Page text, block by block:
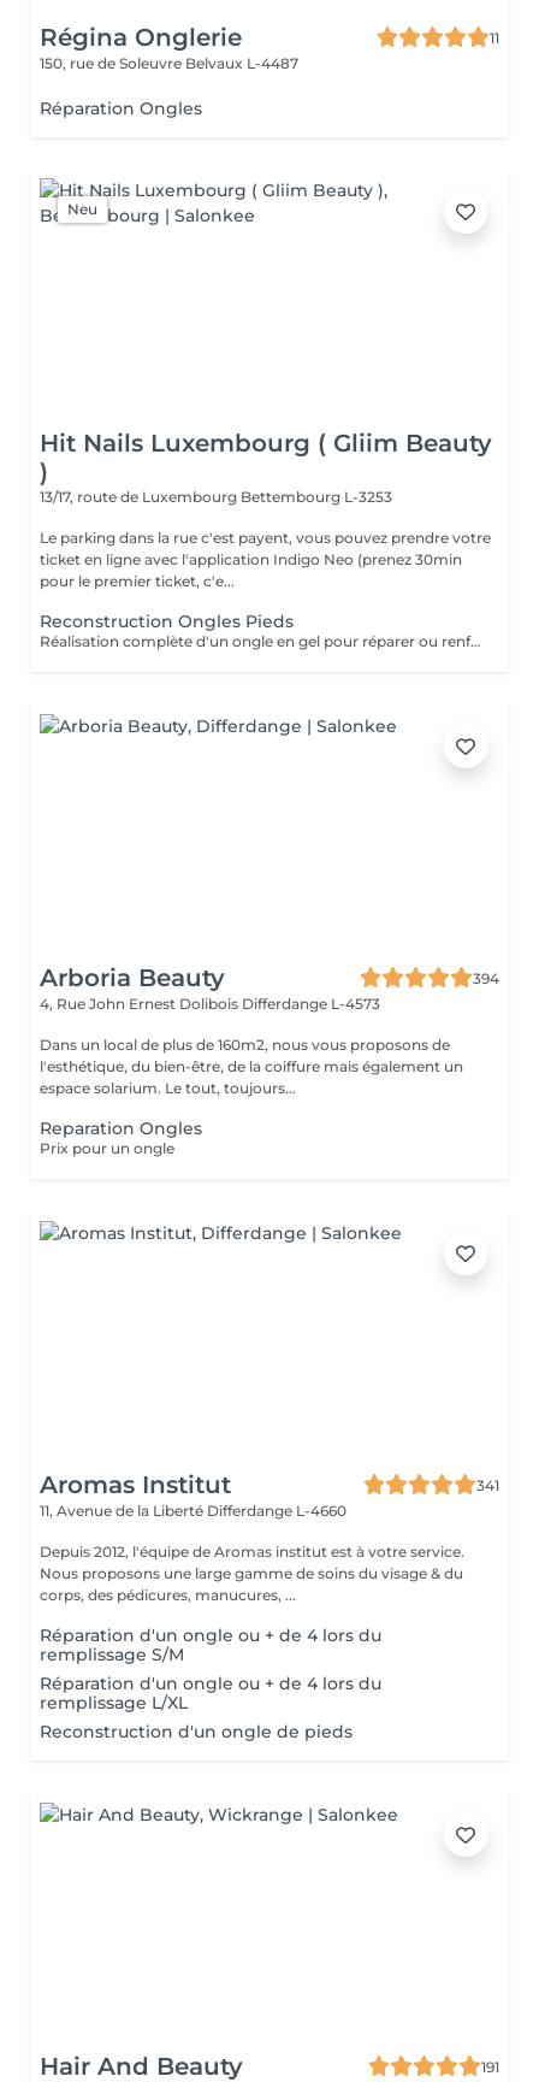
Régina Onglerie
11
150, rue de Soleuvre Belvaux L-4487
Réparation Ongles
Neu
Hit Nails Luxembourg ( Gliim Beauty
)
13/17, route de Luxembourg Bettembourg L-3253
Le parking dans la rue c'est payent, vous pouvez prendre votre
ticket en ligne avec l'application Indigo Neo (prenez 30min
pour le premier ticket, c'e...
Reconstruction Ongles Pieds
Réalisation complète d'un ongle en gel pour réparer ou renforcer l'ongle naturel. Le service comprend la préparation de l'ongle, la reconstruction de sa structure, la mise en forme et une finition lisse, résistante et élégante.
Arboria Beauty
394
4, Rue John Ernest Dolibois Differdange L-4573
Dans un local de plus de 160m2, nous vous proposons de
l'esthétique, du bien-être, de la coiffure mais également un
espace solarium. Le tout, toujours...
Reparation Ongles
Prix pour un ongle
Aromas Institut
341
11, Avenue de la Liberté Differdange L-4660
Depuis 2012, l'équipe de Aromas institut est à votre service.
Nous proposons une large gamme de soins du visage & du
corps, des pédicures, manucures, ...
Réparation d'un ongle ou + de 4 lors du
remplissage S/M
Réparation d'un ongle ou + de 4 lors du
remplissage L/XL
Reconstruction d'un ongle de pieds
Hair And Beauty 191